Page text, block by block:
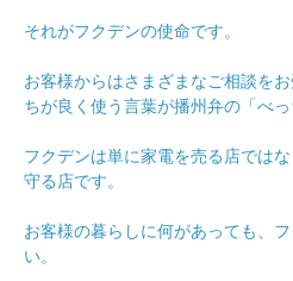
それがフクデンの使命です。
お客様からはさまざまなご相談を
ちが良く使う言葉が播州弁の「べっ
フクデンは単に家電を売る店では
守る店です。
お客様の暮らしに何があっても、
い。